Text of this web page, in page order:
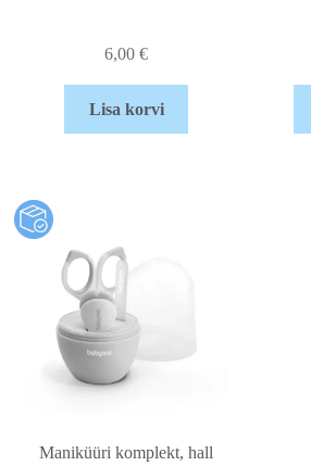
6,00€
Lisa korvi
Maniküüri komplekt, hall